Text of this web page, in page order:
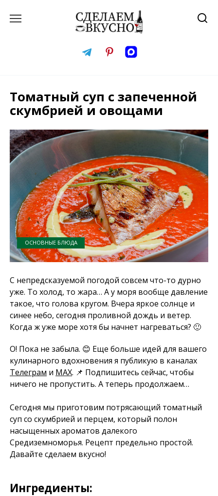
Томатный суп с запеченной
скумбрией и овощами
ОСНОВНЫЕ БЛЮДА
С непредсказуемой погодой совсем что-то дурно
уже. То холод, то жара… А у моря вообще давление
такое, что голова кругом. Вчера яркое солнце и
синее небо, сегодня проливной дождь и ветер.
Когда ж уже море хотя бы начнет нагреваться? 🙂
О! Пока не забыла. 😊 Еще больше идей для вашего
кулинарного вдохновения я публикую в каналах
Телеграм и MAX. 📌 Подпишитесь сейчас, чтобы
ничего не пропустить. А теперь продолжаем…
Сегодня мы приготовим потрясающий томатный
суп со скумбрией и перцем, который полон
насыщенных ароматов далекого
Средиземноморья. Рецепт предельно простой.
Давайте сделаем вкусно!
Ингредиенты: